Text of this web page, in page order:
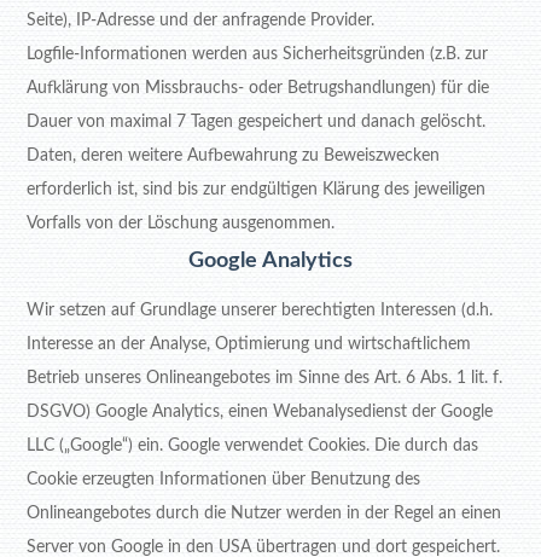
Seite), IP-Adresse und der anfragende Provider.
Logfile-Informationen werden aus Sicherheitsgründen (z.B. zur
Aufklärung von Missbrauchs- oder Betrugshandlungen) für die
Dauer von maximal 7 Tagen gespeichert und danach gelöscht.
Daten, deren weitere Aufbewahrung zu Beweiszwecken
erforderlich ist, sind bis zur endgültigen Klärung des jeweiligen
Vorfalls von der Löschung ausgenommen.
Google Analytics
Wir setzen auf Grundlage unserer berechtigten Interessen (d.h.
Interesse an der Analyse, Optimierung und wirtschaftlichem
Betrieb unseres Onlineangebotes im Sinne des Art. 6 Abs. 1 lit. f.
DSGVO) Google Analytics, einen Webanalysedienst der Google
LLC („Google“) ein. Google verwendet Cookies. Die durch das
Cookie erzeugten Informationen über Benutzung des
Onlineangebotes durch die Nutzer werden in der Regel an einen
Server von Google in den USA übertragen und dort gespeichert.